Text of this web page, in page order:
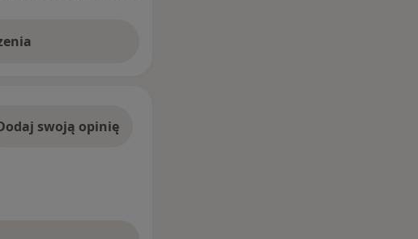
swoją opinię